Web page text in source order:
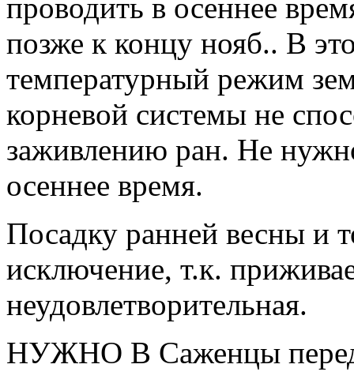
проводить в осеннее
позже к концу нояб.. В
температурный режим
корневой системы не
заживлению ран. Не
осеннее время.
Посадку ранней весны и
исключение, т.к.
неудовлетворительная.
НУЖНО В Саженцы перед